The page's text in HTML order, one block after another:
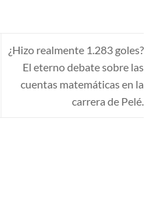
¿Hizo realmente 1.283 goles?
El eterno debate sobre las
cuentas matemáticas en la
carrera de Pelé.